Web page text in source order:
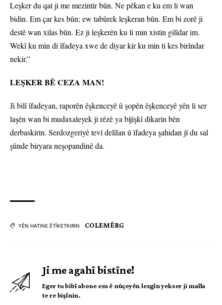
Leşker du qat ji me mezintir bûn. Ne pêkan e ku em li wan
bidin. Em çar kes bûn; ew tabûrek leşkeran bûn. Em bi zorê ji
destê wan xilas bûn. Ez ji leşkerên ku li min xistin gilîdar im.
Wekî ku min di îfadeya xwe de diyar kir ku min ti kes birîndar
nekir.”
LEŞKER BÊ CEZA MAN!
Ji bilî îfadeyan, raporên êşkenceyê û şopên êşkenceyê yên li ser
laşên wan bi mudaxaleyek ji rêzê ya bijîşkî dikarin bên
derbaskirin. Serdozgeriyê tevî delîlan û îfadeya şahidan jî du sal
şûnde biryara neşopandinê da.
YÊN HATINE ÊTÎKETKIRIN COLEMÊRG
Ji me agahî bistîne!
Eger tu bibî abone em ê nûçeyên lezgîn yekser ji maîla
te re bişînin.